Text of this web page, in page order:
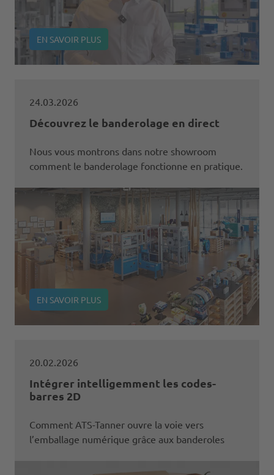
EN SAVOIR PLUS
24.03.2026
Découvrez le banderolage en direct
Nous vous montrons dans notre showroom
comment le banderolage fonctionne en pratique.
EN SAVOIR PLUS
20.02.2026
Intégrer intelligemment les codes-
barres 2D
Comment ATS-Tanner ouvre la voie vers
l’emballage numérique grâce aux banderoles